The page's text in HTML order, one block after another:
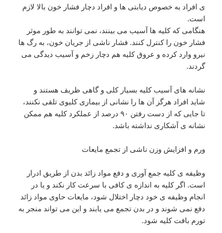
ی افراد به خصوص دیابتی ها و افراد دچار فشار خون بالا لازم
است.
هنگامی که کلیه ها آسیب می بینند، نمی توانند به طور موثر
فشار خون را کنترل کنند. فشار ناشی از جریان خون، به رگ ها
نیرو وارد کرده و عروق کلیه هم دچار زخم و آسیب دیدگی می
گردند.
نشانه های آسیب کلیه بسیار کلی و گاهی ظریف هستند و
شاید افراد هرگز آن ها را نشانی از بیماری کلیوی تلقی نکنند،
تا جایی که از دست رفتن ۹۰ درصد از عملکرد کلیه هم ممکن
نشانه ی آشکاری نداشته باشد.
ورم و افزایش وزن ناشی از تجمع مایعات
وظیفه ی کلیه جمع آوری و دفع مواد زائد بدن از طریق ادرار
است. اگر کلیه به اندازه ی کافی با سرعت کار نکند و یا در
انجام وظیفه ی خود دچار اختلال شود، مایعات حاوی مواد زائد
دفع نمی شوند و در بدن تجمع می یابند و این می تواند منجر به
تورم بافت کلیه شود.